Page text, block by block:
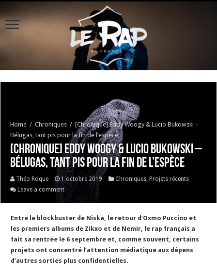
Home / Chroniques / [Chronique] Eddy Woogy & Lucio Bukowski –
Bélugas, tant pis pour la fin de l’espèce
[Chronique] Eddy Woogy & Lucio Bukowski –
Bélugas, tant pis pour la fin de l’espèce
Théo Roque 1 octobre 2019 Chroniques, Projets récents
Leave a comment
Entre le blockbuster de Niska, le retour d’Oxmo Puccino et
les premiers albums de Zikxo et de Nemir, le rap français a
fait sa rentrée le 6 septembre et, comme souvent, certains
projets ont concentré l’attention médiatique aux dépens
d’autres sorties plus confidentielles.